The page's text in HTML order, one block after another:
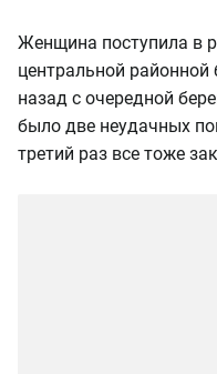
Женщина поступила в
центральной
назад с очередной
было две неудачных
третий раз все тоже